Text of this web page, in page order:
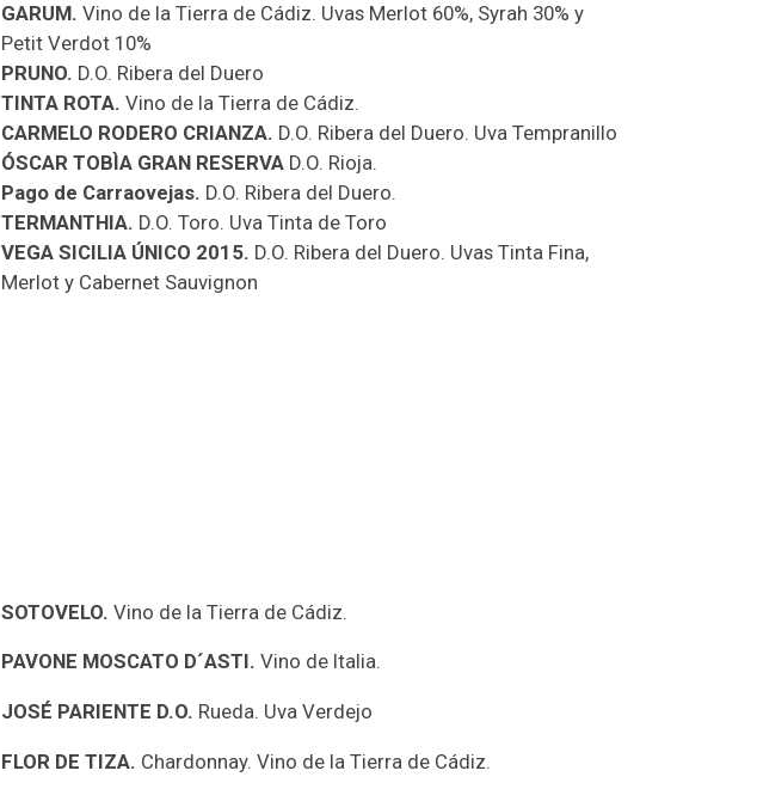
GARUM. Vino de la Tierra de Cádiz. Uvas Merlot 60%, Syrah 30% y
Petit Verdot 10%
PRUNO. D.O. Ribera del Duero
TINTA ROTA. Vino de la Tierra de Cádiz.
CARMELO RODERO CRIANZA. D.O. Ribera del Duero. Uva Tempranillo
ÓSCAR TOBÌA GRAN RESERVAD.O. Rioja.
Pago de Carraovejas. D.O. Ribera del Duero.
TERMANTHIA. D.O. Toro. Uva Tinta de Toro
VEGA SICILIA ÚNICO 2015. D.O. Ribera del Duero. Uvas Tinta Fina,
Merlot y Cabernet Sauvignon
SOTOVELO. Vino de la Tierra de Cádiz.
PAVONE MOSCATO D´ASTI. Vino de Italia.
JOSÉ PARIENTE D.O. Rueda. Uva Verdejo
FLOR DE TIZA. Chardonnay. Vino de la Tierra de Cádiz.